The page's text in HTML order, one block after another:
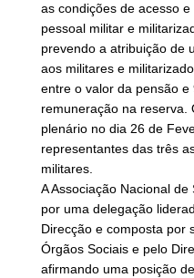
as condições de acesso
pessoal militar e
prevendo a atribuição de
aos militares e
entre o valor da pensão
remuneração na reserva.
plenário no dia 26 de
representantes das três
militares.
A Associação Nacional
por uma delegação
Direcção e composta por
Órgãos Sociais e pelo
afirmando uma posição